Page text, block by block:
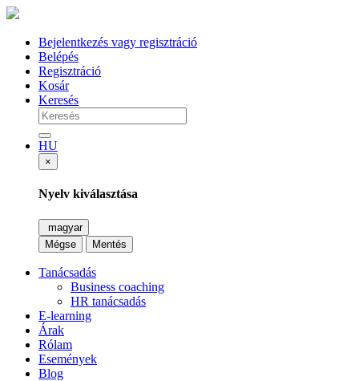
Bejelentkezés vagy regisztráció
Belépés
Regisztráció
Kosár
Keresés
HU
×
Nyelv kiválasztása
magyar
Mégse
Mentés
Tanácsadás
Business coaching
HR tanácsadás
E-learning
Árak
Rólam
Események
Blog